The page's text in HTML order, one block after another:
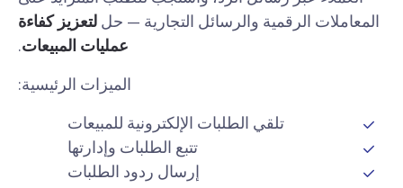
المعاملات الرقمية والرسائل التجارية — حل لتعزيز كفاءة
عمليات المبيعات.
الميزات الرئيسية:
تلقي الطلبات الإلكترونية للمبيعات
تتبع الطلبات وإدارتها
إرسال ردود الطلبات